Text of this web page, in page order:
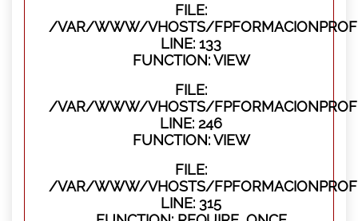
FILE:
/VAR/WWW/VHOSTS/
LINE: 133
FUNCTION: VIEW
FILE:
/VAR/WWW/VHOSTS/
LINE: 246
FUNCTION: VIEW
FILE:
/VAR/WWW/VHOSTS/
LINE: 315